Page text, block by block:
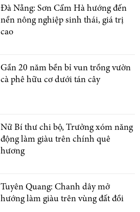
Đà Nẵng: Sơn Cẩm Hà hướng đến
nền nông nghiệp sinh thái, giá trị
cao
Gần 20 năm bền bỉ vun trồng vườn
cà phê hữu cơ dưới tán cây
Nữ Bí thư chi bộ, Trưởng xóm năng
động làm giàu trên chính quê
hương
Tuyên Quang: Chanh dây mở
hướng làm giàu trên vùng đất đồi